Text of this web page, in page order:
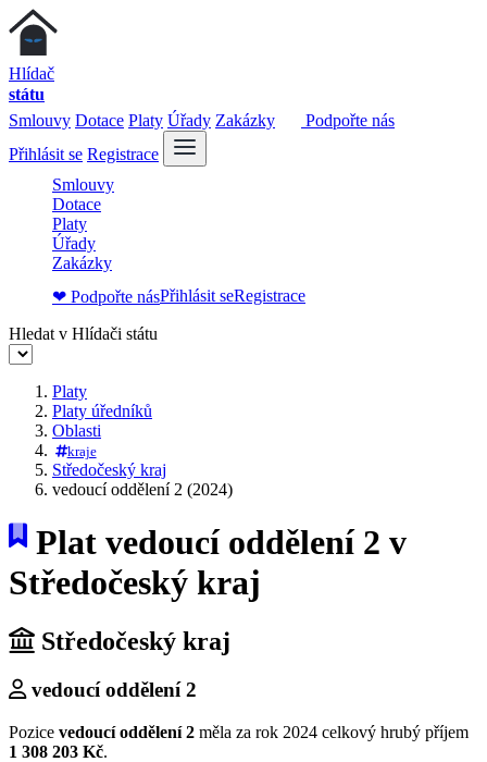
Hlídač
státu
Smlouvy Dotace Platy Úřady Zakázky
Podpořte nás
Přihlásit se Registrace
Smlouvy
Dotace
Platy
Úřady
Zakázky
❤ Podpořte násPřihlásit seRegistrace
Hledat v Hlídači státu
Platy
Platy úředníků
Oblasti
kraje
Středočeský kraj
vedoucí oddělení 2 (2024)
Plat vedoucí oddělení 2 v
Středočeský kraj
Středočeský kraj
vedoucí oddělení 2
Pozice vedoucí oddělení 2 měla za rok 2024 celkový hrubý příjem
1 308 203 Kč.